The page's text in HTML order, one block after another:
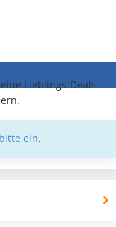
Lieblings-Deals
ein.